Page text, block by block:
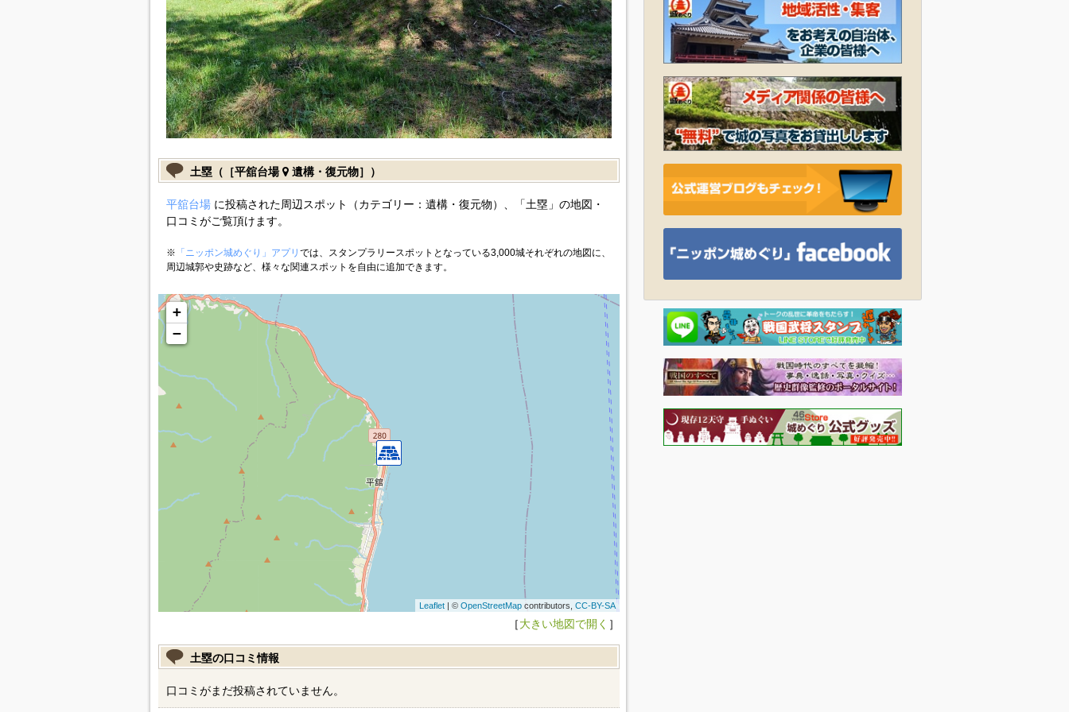
土塁（［平舘台場 遺構・復元物］）
平舘台場に投稿された周辺スポット（カテゴリー：遺構・復元物）、「土塁」の地図・
口コミがご覧頂けます。
※ 「ニッポン城めぐり」アプリ では、スタンプラリースポットとなっている3,000城それぞれの地図に、
周辺城郭や史跡など、様々な関連スポットを自由に追加できます。
+
−
Leaflet| © OpenStreetMapcontributors, CC-BY-SA
［大きい地図で開く ］
土塁の口コミ情報
口コミがまだ投稿されていません。